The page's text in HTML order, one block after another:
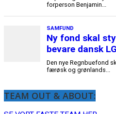
TEAM OUT & ABOUT: